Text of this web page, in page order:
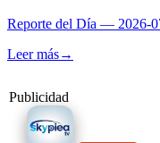
Reporte del Día — 2026-
Leer más→
Publicidad